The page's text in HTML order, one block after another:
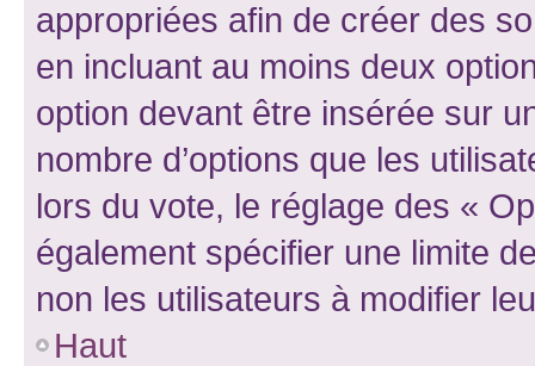
appropriées afin de créer des
en incluant au moins deux
option devant être insérée sur
nombre d’options que les
lors du vote, le réglage des «
également spécifier une limite
non les utilisateurs à modifier
Haut